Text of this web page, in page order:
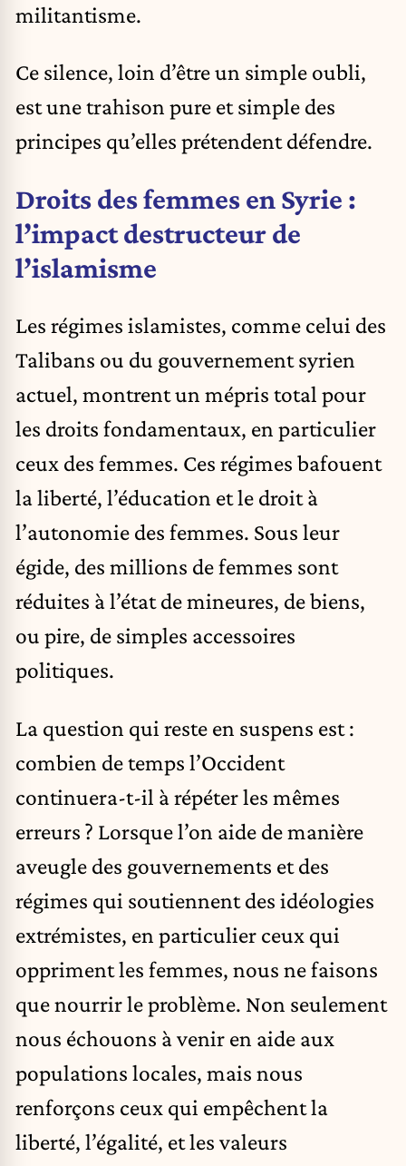
militantisme.
Ce silence, loin d’être un simple oubli,
est une trahison pure et simple des
principes qu’elles prétendent défendre.
Droits des femmes en Syrie :
l’impact destructeur de
l’islamisme
Les régimes islamistes, comme celui des
Talibans ou du gouvernement syrien
actuel, montrent un mépris total pour
les droits fondamentaux, en particulier
ceux des femmes. Ces régimes bafouent
la liberté, l’éducation et le droit à
l’autonomie des femmes. Sous leur
égide, des millions de femmes sont
réduites à l’état de mineures, de biens,
ou pire, de simples accessoires
politiques.
La question qui reste en suspens est :
combien de temps l’Occident
continuera-t-il à répéter les mêmes
erreurs ? Lorsque l’on aide de manière
aveugle des gouvernements et des
régimes qui soutiennent des idéologies
extrémistes, en particulier ceux qui
oppriment les femmes, nous ne faisons
que nourrir le problème. Non seulement
nous échouons à venir en aide aux
populations locales, mais nous
renforçons ceux qui empêchent la
liberté, l’égalité, et les valeurs